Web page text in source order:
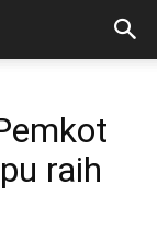
raih